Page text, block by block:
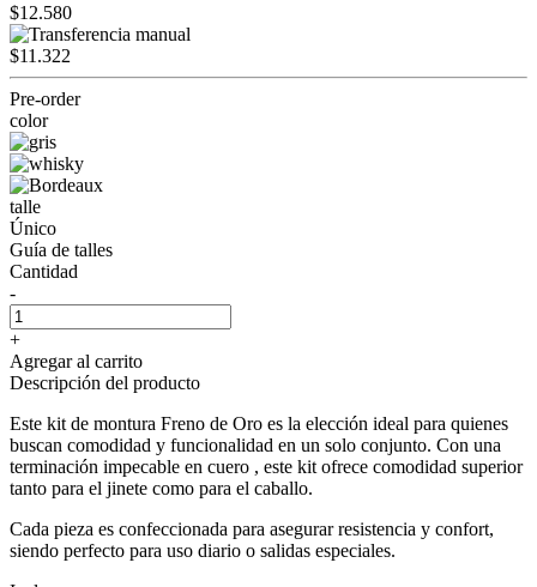
$12.580
$11.322
Pre-order
color
talle
Único
Guía de talles
Cantidad
-
+
Agregar al carrito
Descripción del producto
Este kit de montura Freno de Oro es la elección ideal para quienes
buscan comodidad y funcionalidad en un solo conjunto. Con una
terminación impecable en cuero , este kit ofrece comodidad superior
tanto para el jinete como para el caballo.
Cada pieza es confeccionada para asegurar resistencia y confort,
siendo perfecto para uso diario o salidas especiales.